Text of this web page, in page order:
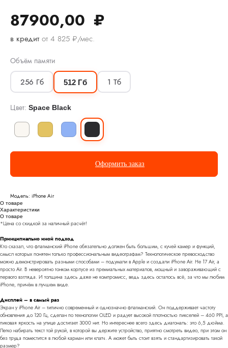
87900,00 ₽
в кредитот 4 825 ₽/мес.
Объём памяти
256 Гб 512 Гб 1 Тб
Цвет: Space Black
Оформить заказ
Модель: iPhone Air
О товаре
Характеристики
О товаре
*Цена со скидкой за наличный расчёт!
Принципиально иной подход
Кто сказал, что флагманский iPhone обязательно должен быть большим, с кучей камер и функций,
смысл которых понятен только профессиональным видеографам? Технологическое превосходство
можно демонстрировать разными способами – подумали в Apple и создали iPhone Air. Не 17 Air, а
просто Air. В невероятно тонком корпусе из премиальных материалов, мощный и завораживающий с
первого взгляда. И толщина здесь даже не компромисс, ведь здесь осталось всё, за что мы любим
iPhone, причём в лучшем виде.
Дисплей – в самый раз
Экран у iPhone Air – типично современный и однозначно флагманский. Он поддерживает частоту
обновления до 120 Гц, сделан по технологии OLED и радует высокой плотностью пикселей – 460 PPI, а
пиковая яркость на улице достигает 3000 нит. Но интереснее всего здесь диагональ: это 6,5 дюйма.
Легко набирать текст той рукой, в которой вы держите устройство, приятно смотреть видео, при этом он
без труда поместится в любой карман или клатч. А может быть стоит взять и стандартизировать такой
размер?